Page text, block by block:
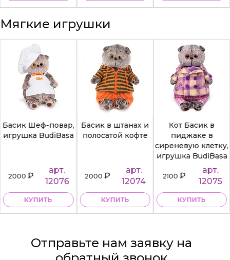
Мягкие игрушки
Басик Шеф-повар,
игрушка BudiBasa
2000₽
арт.
12076
КУПИТЬ
Басик в штанах и
полосатой кофте
2000₽
арт.
12074
КУПИТЬ
Кот Басик в
пиджаке в
сиреневую клетку,
игрушка BudiBasa
2100₽
арт.
12075
КУПИТЬ
Отправьте нам заявку на